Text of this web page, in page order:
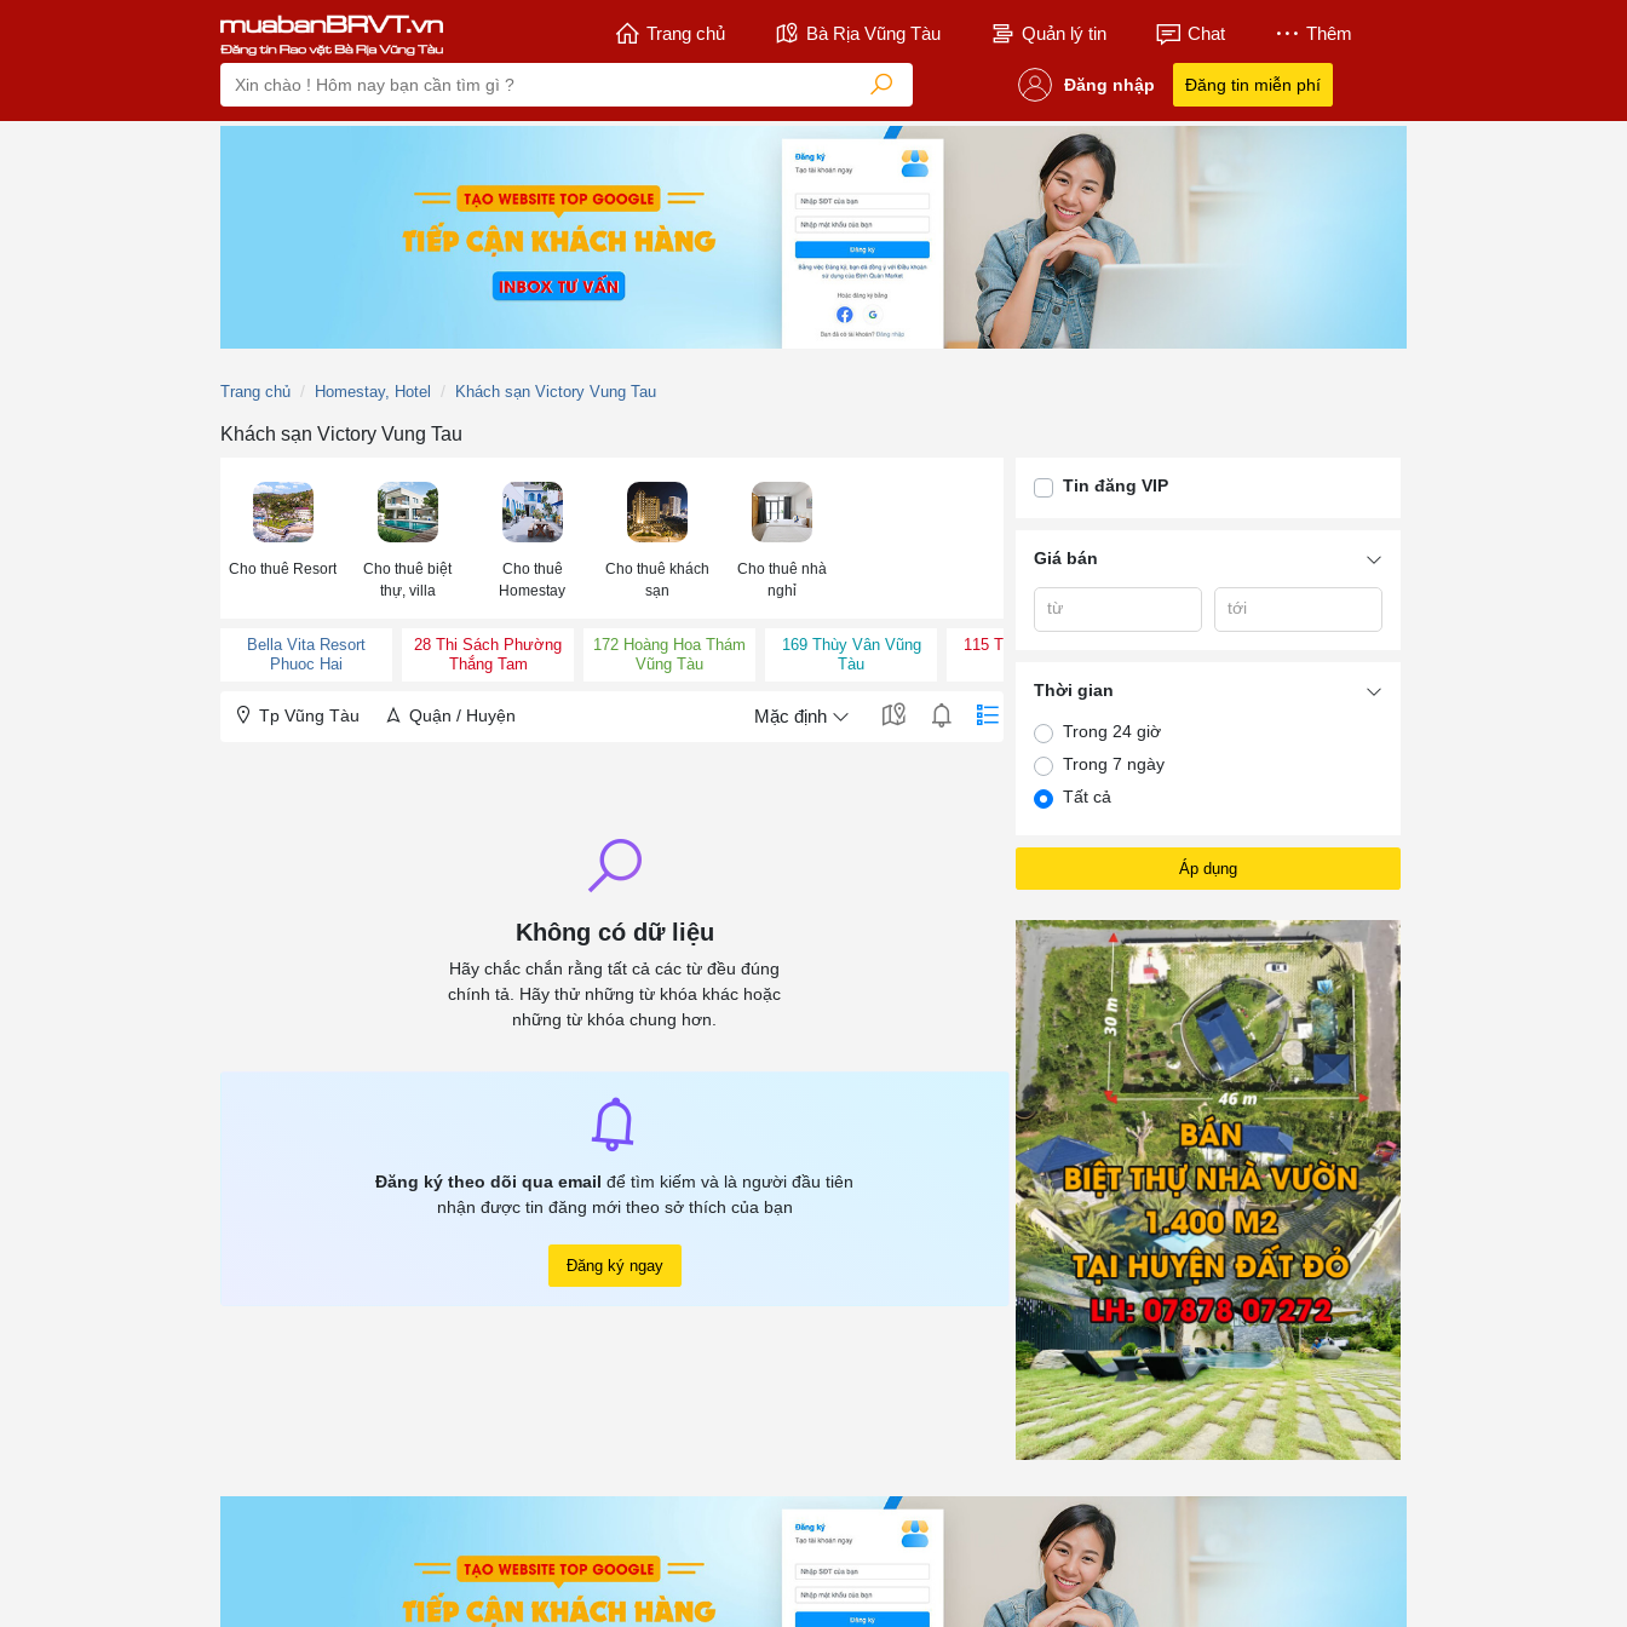
Trang chủ Bà Rịa Vũng Tàu Quản lý tin Chat Thêm
Đăng nhập Đăng tin miễn phí
Trang chủ Homestay, Hotel Khách sạn Victory Vung Tau
Khách sạn Victory Vung Tau
Cho thuê Resort
Cho thuê biệt
thự, villa
Cho thuê
Homestay
Cho thuê khách
sạn
Cho thuê nhà
nghỉ
Bella Vita Resort
Phuoc Hai
28 Thi Sách Phường
Thắng Tam
172 Hoàng Hoa Thám
Vũng Tàu
169 Thùy Vân Vũng
Tàu
115 Thùy Vân Vũng
Tp Vũng Tàu Quận / Huyện Mặc định
Không có dữ liệu
Hãy chắc chắn rằng tất cả các từ đều đúng
chính tả. Hãy thử những từ khóa khác hoặc
những từ khóa chung hơn.
Đăng ký theo dõi qua email để tìm kiếm và là người đầu tiên
nhận được tin đăng mới theo sở thích của bạn
Đăng ký ngay
Tin đăng VIP
Giá bán
từ tới
Thời gian
Trong 24 giờ
Trong 7 ngày
Tất cả
Áp dụng